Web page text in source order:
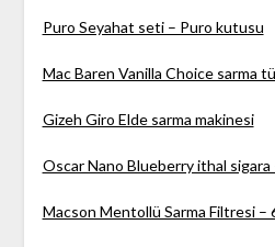
Puro Seyahat seti – Puro kutusu
Mac Baren Vanilla Choice sarma
Gizeh Giro Elde sarma makinesi
Oscar Nano Blueberry ithal sigara
Macson Mentollü Sarma Filtresi –